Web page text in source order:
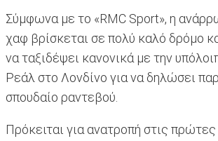
Σύμφωνα με το «RMC Sport», η
χαφ βρίσκεται σε πολύ καλό δρόμο
να ταξιδέψει κανονικά με την
Ρεάλ στο Λονδίνο για να δηλώσει
σπουδαίο ραντεβού.
Πρόκειται για ανατροπή στις πρώτες